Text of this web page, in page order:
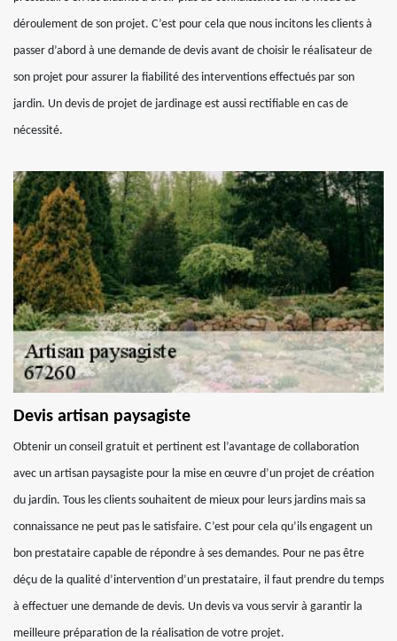
déroulement de son projet. C’est pour cela que nous incitons les clients à
passer d’abord à une demande de devis avant de choisir le réalisateur de
son projet pour assurer la fiabilité des interventions effectués par son
jardin. Un devis de projet de jardinage est aussi rectifiable en cas de
nécessité.
Devis artisan paysagiste
Obtenir un conseil gratuit et pertinent est l’avantage de collaboration
avec un artisan paysagiste pour la mise en œuvre d’un projet de création
du jardin. Tous les clients souhaitent de mieux pour leurs jardins mais sa
connaissance ne peut pas le satisfaire. C’est pour cela qu’ils engagent un
bon prestataire capable de répondre à ses demandes. Pour ne pas être
déçu de la qualité d’intervention d’un prestataire, il faut prendre du temps
à effectuer une demande de devis. Un devis va vous servir à garantir la
meilleure préparation de la réalisation de votre projet.